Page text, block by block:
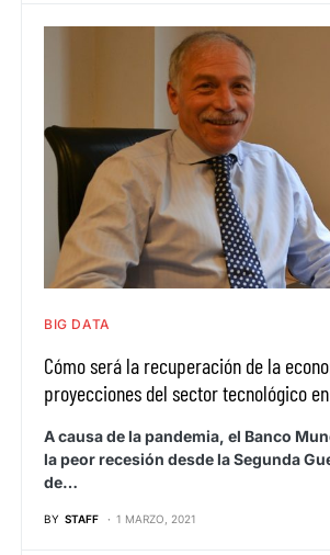
BIG DATA
Cómo será la recuperación de la
proyecciones del sector tecnológico en
A causa de la pandemia, el Banco
la peor recesión desde la Segunda
de…
BY STAFF 1 MARZO, 2021